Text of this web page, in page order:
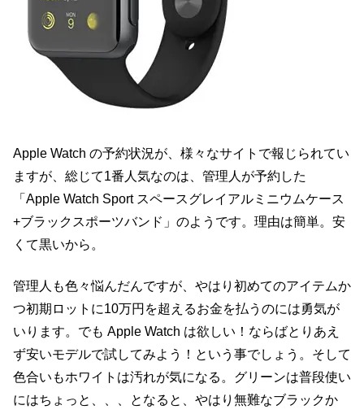
Apple Watch の予約状況が、様々なサイトで報じられてい
ますが、総じて1番人気なのは、管理人が予約した
「Apple Watch Sport スペースグレイアルミニウムケース
+ブラックスポーツバンド」のようです。理由は簡単。安
くて黒いから。
管理人も色々悩んだんですが、やはり初めてのアイテムか
つ初期ロットに10万円を超えるお金を払うのには勇気が
いります。でも Apple Watch は欲しい！ならばとりあえ
ず安いモデルで試してみよう！という事でしょう。そして
色合いもホワイトは汚れが気になる。グリーンは普段使い
にはちょっと、、、となると、やはり無難なブラックか